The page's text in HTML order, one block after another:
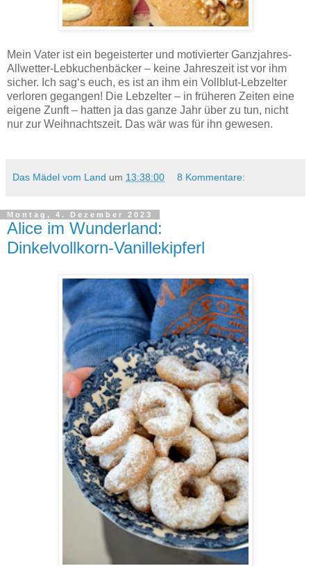
Mein Vater ist ein begeisterter und motivierter Ganzjahres-
Allwetter-Lebkuchenbäcker – keine Jahreszeit ist vor ihm
sicher. Ich sag‘s euch, es ist an ihm ein Vollblut-Lebzelter
verloren gegangen! Die Lebzelter – in früheren Zeiten eine
eigene Zunft – hatten ja das ganze Jahr über zu tun, nicht
nur zur Weihnachtszeit. Das wär was für ihn gewesen.
Das Mädel vom Land um 13:38:00 8 Kommentare:
Montag, 4. Dezember 2023
Alice im Wunderland:
Dinkelvollkorn-Vanillekipferl